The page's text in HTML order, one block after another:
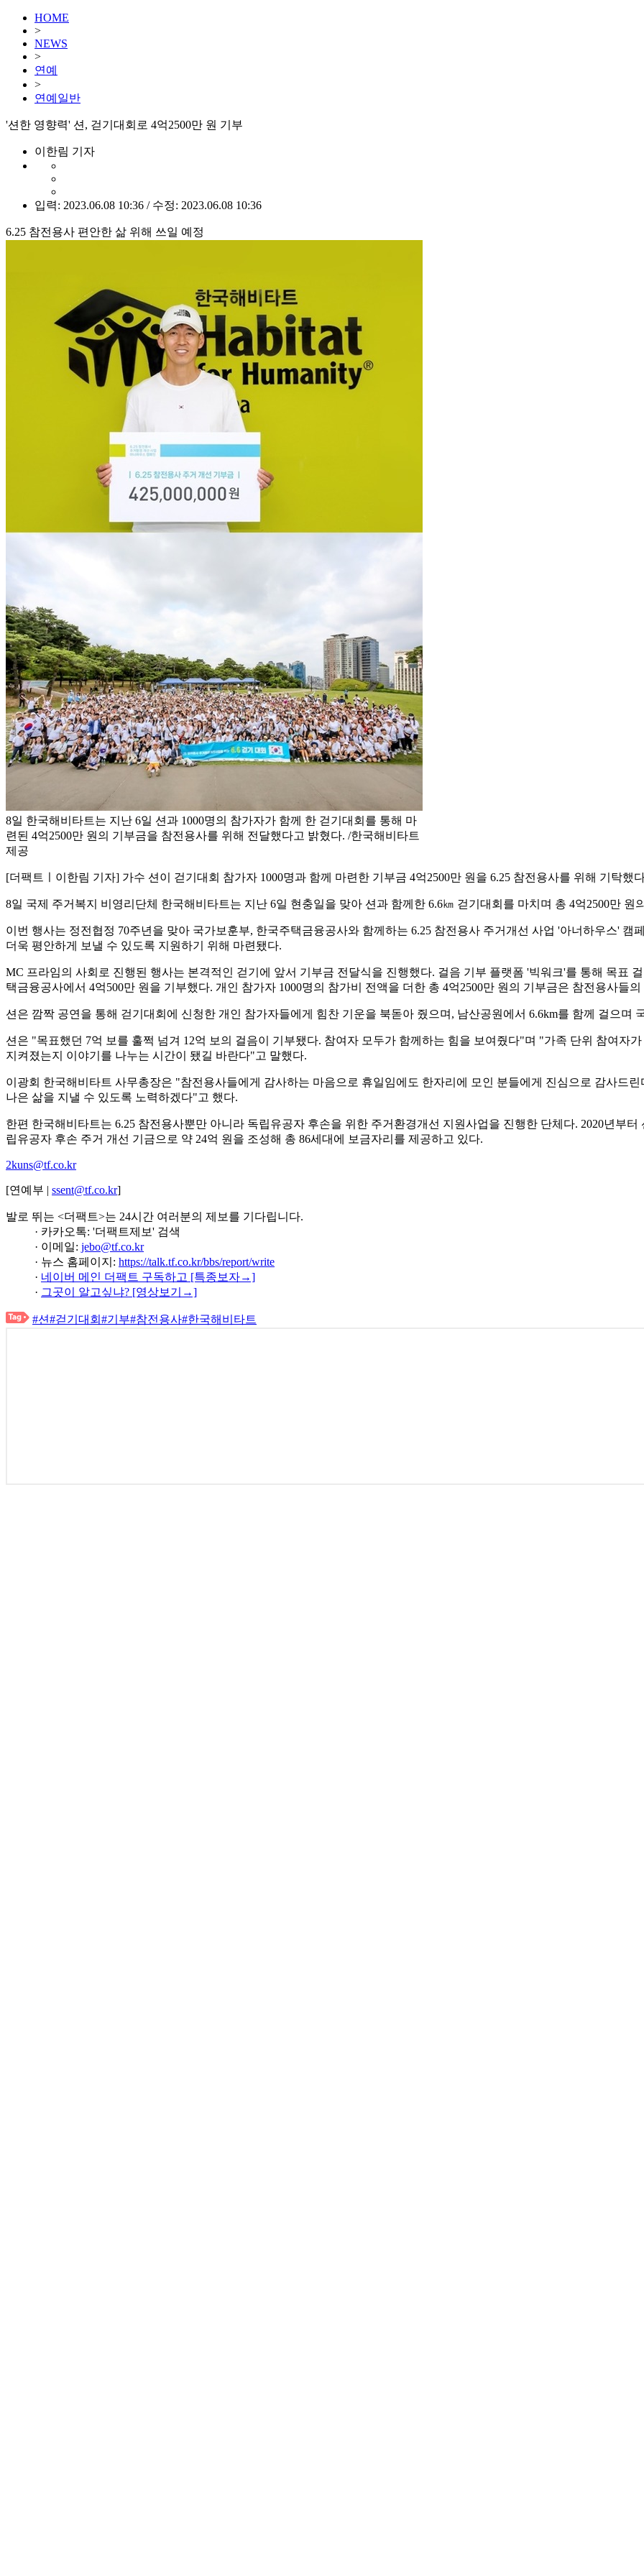
HOME
>
NEWS
>
연예
>
연예일반
'션한 영향력' 션, 걷기대회로 4억2500만 원 기부
이한림 기자
입력: 2023.06.08 10:36 / 수정: 2023.06.08 10:36
6.25 참전용사 편안한 삶 위해 쓰일 예정
8일 한국해비타트는 지난 6일 션과 1000명의 참가자가 함께 한 걷기대회를 통해 마
련된 4억2500만 원의 기부금을 참전용사를 위해 전달했다고 밝혔다. /한국해비타트
제공
[더팩트ㅣ이한림 기자] 가수 션이 걷기대회 참가자 1000명과 함께 마련한 기부금 4억2500만 원을 6.25 참전용사를 위해 기탁했
8일 국제 주거복지 비영리단체 한국해비타트는 지난 6일 현충일을 맞아 션과 함께한 6.6㎞ 걷기대회를 마치며 총 4억2500만 원
이번 행사는 정전협정 70주년을 맞아 국가보훈부, 한국주택금융공사와 함께하는 6.25 참전용사 주거개선 사업 '아너하우스' 캠
더욱 평안하게 보낼 수 있도록 지원하기 위해 마련됐다.
MC 프라임의 사회로 진행된 행사는 본격적인 걷기에 앞서 기부금 전달식을 진행했다. 걸음 기부 플랫폼 '빅워크'를 통해 목표
택금융공사에서 4억500만 원을 기부했다. 개인 참가자 1000명의 참가비 전액을 더한 총 4억2500만 원의 기부금은 참전용사들
션은 깜짝 공연을 통해 걷기대회에 신청한 개인 참가자들에게 힘찬 기운을 북돋아 줬으며, 남산공원에서 6.6km를 함께 걸으며
션은 "목표했던 7억 보를 훌쩍 넘겨 12억 보의 걸음이 기부됐다. 참여자 모두가 함께하는 힘을 보여줬다"며 "가족 단위 참여자
지켜졌는지 이야기를 나누는 시간이 됐길 바란다"고 말했다.
이광회 한국해비타트 사무총장은 "참전용사들에게 감사하는 마음으로 휴일임에도 한자리에 모인 분들에게 진심으로 감사드
나은 삶을 지낼 수 있도록 노력하겠다"고 했다.
한편 한국해비타트는 6.25 참전용사뿐만 아니라 독립유공자 후손을 위한 주거환경개선 지원사업을 진행한 단체다. 2020년부
립유공자 후손 주거 개선 기금으로 약 24억 원을 조성해 총 86세대에 보금자리를 제공하고 있다.
2kuns@tf.co.kr
[연예부 | ssent@tf.co.kr]
발로 뛰는 <더팩트>는 24시간 여러분의 제보를 기다립니다.
· 카카오톡: '더팩트제보' 검색
· 이메일: jebo@tf.co.kr
· 뉴스 홈페이지: https://talk.tf.co.kr/bbs/report/write
· 네이버 메인 더팩트 구독하고 [특종보자→]
· 그곳이 알고싶냐? [영상보기→]
#션#걷기대회 #기부#참전용사#한국해비타트